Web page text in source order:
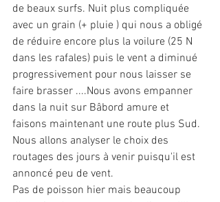
de beaux surfs. Nuit plus compliquée
avec un grain (+ pluie ) qui nous a obligé
de réduire encore plus la voilure (25 N
dans les rafales) puis le vent a diminué
progressivement pour nous laisser se
faire brasser ....Nous avons empanner
dans la nuit sur Bâbord amure et
faisons maintenant une route plus Sud.
Nous allons analyser le choix des
routages des jours à venir puisqu'il est
annoncé peu de vent.
Pas de poisson hier mais beaucoup